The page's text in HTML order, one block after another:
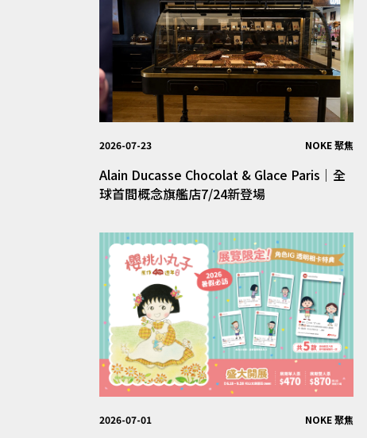
2026-07-23 NOKE 聚焦
Alain Ducasse Chocolat & Glace Paris｜全
球首間概念旗艦店7/24新登場
2026-07-01 NOKE 聚焦